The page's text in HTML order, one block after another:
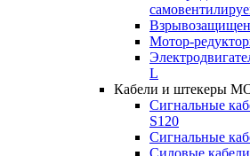
Мотор-
L
Кабели и штекеры
Сигнальные
S120
Сигнальные
Силовые